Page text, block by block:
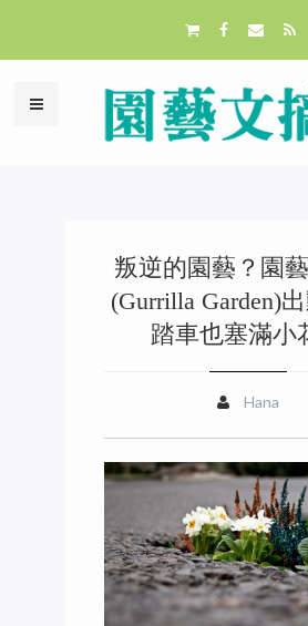
叛逆的園藝？園
(Gurrilla Garden)
踏車也塞滿小
Hana